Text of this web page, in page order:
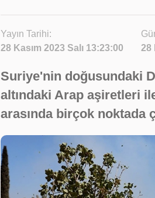
Yayın Tarihi:
28 Kasım 2023 Salı 13:23:00
28
Suriye'nin doğusundaki
altındaki Arap aşiretleri
arasında birçok noktada